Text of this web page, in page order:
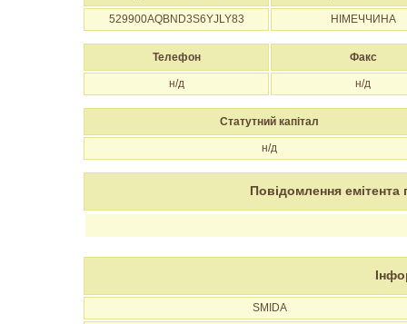
529900AQBND3S6YJLY83 НІМЕЧЧИНА
Телефон Факс
н/д н/д
Статутний капітал
н/д
Повідомлення
SMIDA